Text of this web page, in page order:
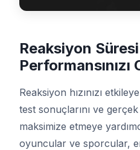
Reaksiyon Süresi
Reaksiyon hızınızı
test sonuçlarını ve
maksimize etmeye
oyuncular ve sporcular,